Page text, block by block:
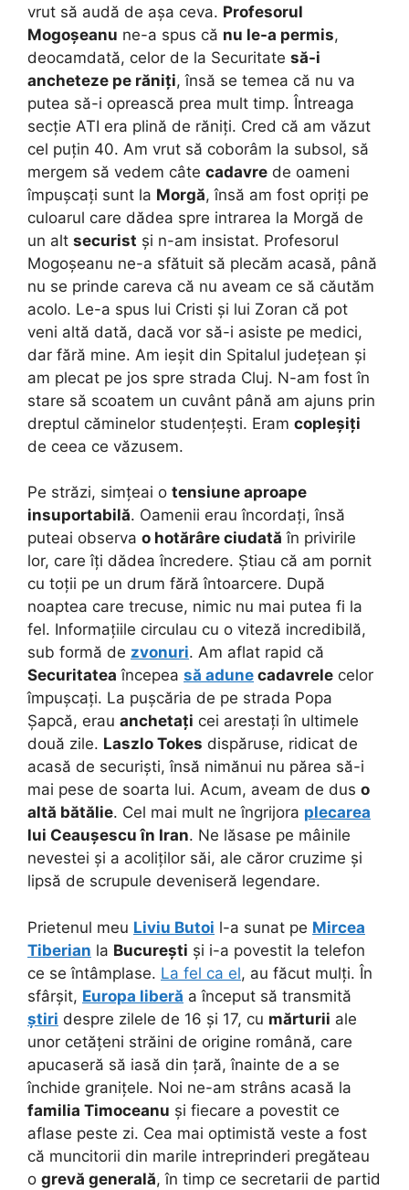
vrut să audă de așa ceva. Profesorul
Mogoșeanu ne-a spus că nu le-a permis,
deocamdată, celor de la Securitate să-i
ancheteze pe răniți, însă se temea că nu va
putea să-i oprească prea mult timp. Întreaga
secție ATI era plină de răniți. Cred că am văzut
cel puțin 40. Am vrut să coborâm la subsol, să
mergem să vedem câte cadavre de oameni
împușcați sunt la Morgă, însă am fost opriți pe
culoarul care dădea spre intrarea la Morgă de
un alt securist și n-am insistat. Profesorul
Mogoșeanu ne-a sfătuit să plecăm acasă, până
nu se prinde careva că nu aveam ce să căutăm
acolo. Le-a spus lui Cristi și lui Zoran că pot
veni altă dată, dacă vor să-i asiste pe medici,
dar fără mine. Am ieșit din Spitalul județean și
am plecat pe jos spre strada Cluj. N-am fost în
stare să scoatem un cuvânt până am ajuns prin
dreptul căminelor studențești. Eram copleșiți
de ceea ce văzusem.
Pe străzi, simțeai o tensiune aproape
insuportabilă. Oamenii erau încordați, însă
puteai observa o hotărâre ciudată în privirile
lor, care îți dădea încredere. Știau că am pornit
cu toții pe un drum fără întoarcere. După
noaptea care trecuse, nimic nu mai putea fi la
fel. Informațiile circulau cu o viteză incredibilă,
sub formă de zvonuri. Am aflat rapid că
Securitatea începea să adune cadavrele celor
împușcați. La pușcăria de pe strada Popa
Șapcă, erau anchetați cei arestați în ultimele
două zile. Laszlo Tokes dispăruse, ridicat de
acasă de securiști, însă nimănui nu părea să-i
mai pese de soarta lui. Acum, aveam de dus o
altă bătălie. Cel mai mult ne îngrijora plecarea
lui Ceaușescu în Iran. Ne lăsase pe mâinile
nevestei și a acoliților săi, ale căror cruzime și
lipsă de scrupule deveniseră legendare.
Prietenul meu Liviu Butoi l-a sunat pe Mircea
Tiberian la București și i-a povestit la telefon
ce se întâmplase. La fel ca el, au făcut mulți. În
sfârșit, Europa liberă a început să transmită
știri despre zilele de 16 și 17, cu mărturii ale
unor cetățeni străini de origine română, care
apucaseră să iasă din țară, înainte de a se
închide granițele. Noi ne-am strâns acasă la
familia Timoceanu și fiecare a povestit ce
aflase peste zi. Cea mai optimistă veste a fost
că muncitorii din marile intreprinderi pregăteau
o grevă generală, în timp ce secretarii de partid